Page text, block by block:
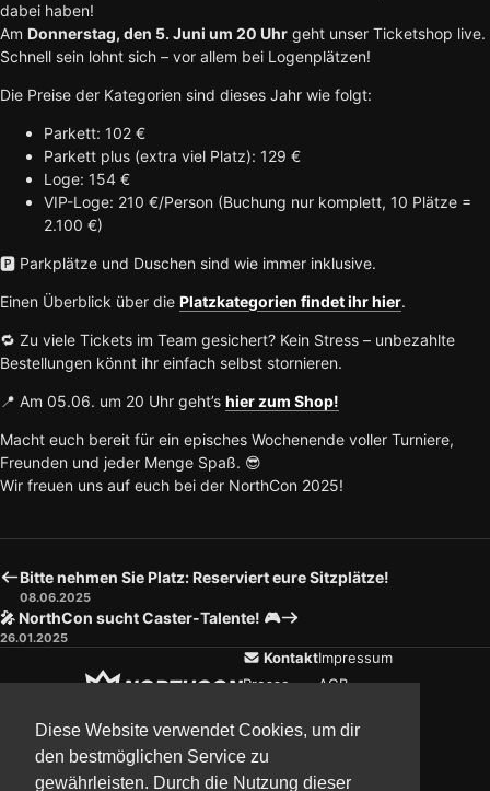
Diese Website verwendet Cookies, um dir
den bestmöglichen Service zu
gewährleisten. Durch die Nutzung dieser
dabei haben!
Am Donnerstag, den 5. Juni um 20 Uhr geht unser Ticketshop live.
Schnell sein lohnt sich – vor allem bei Logenplätzen!
Die Preise der Kategorien sind dieses Jahr wie folgt:
Parkett: 102 €
Parkett plus (extra viel Platz): 129 €
Loge: 154 €
VIP-Loge: 210 €/Person (Buchung nur komplett, 10 Plätze =
2.100 €)
🅿️ Parkplätze und Duschen sind wie immer inklusive.
Einen Überblick über die Platzkategorien findet ihr hier.
🔁 Zu viele Tickets im Team gesichert? Kein Stress – unbezahlte
Bestellungen könnt ihr einfach selbst stornieren.
📍 Am 05.06. um 20 Uhr geht’s hier zum Shop!
Macht euch bereit für ein episches Wochenende voller Turniere,
Freunden und jeder Menge Spaß. 😎
Wir freuen uns auf euch bei der NorthCon 2025!
Bitte nehmen Sie Platz: Reserviert eure Sitzplätze!
08.06.2025
🎤 NorthCon sucht Caster-Talente! 🎮
26.01.2025
Kontakt
Presse
Impressum
AGB